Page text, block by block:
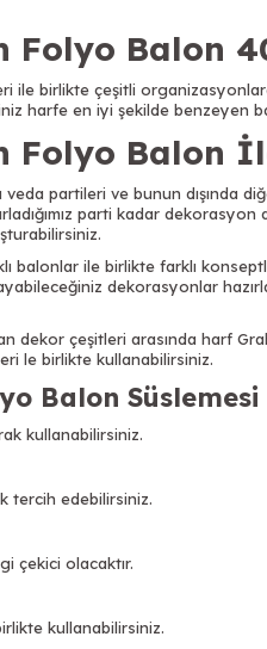
Folyo Balon
ile birlikte çeşitli
harfe en iyi şekilde benzeyen
Folyo Balon
partileri ve bunun dışında
parti kadar
balonlar ile birlikte farklı
dekorasyonlar
dekor çeşitleri arasında harf
le birlikte kullanabilirsiniz.
Balon Süslemesi
kullanabilirsiniz.
tercih edebilirsiniz.
çekici olacaktır.
kullanabilirsiniz.